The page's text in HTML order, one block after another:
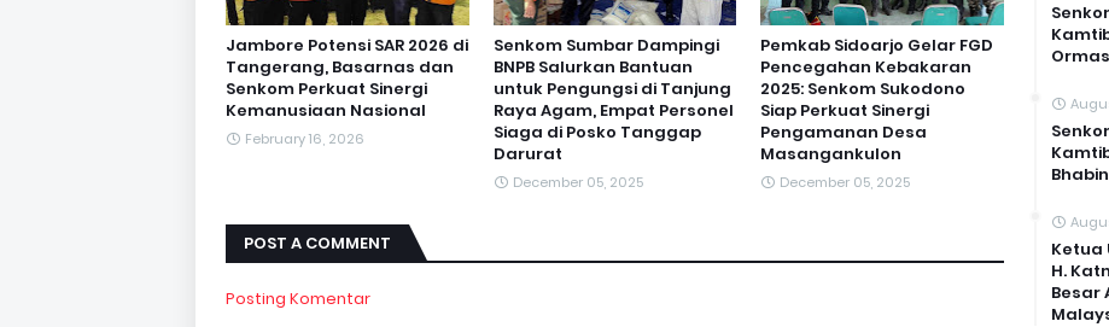
Jambore Potensi SAR 2026 di
Tangerang, Basarnas dan
Senkom Perkuat Sinergi
Kemanusiaan Nasional
February 16, 2026
Senkom Sumbar Dampingi
BNPB Salurkan Bantuan
untuk Pengungsi di Tanjung
Raya Agam, Empat Personel
Siaga di Posko Tanggap
Darurat
December 05, 2025
Pemkab Sidoarjo Gelar FGD
Pencegahan Kebakaran
2025: Senkom Sukodono
Siap Perkuat Sinergi
Pengamanan Desa
Masangankulon
December 05, 2025
POST A COMMENT
Posting Komentar
Ormas
Ketua
H.
Besar